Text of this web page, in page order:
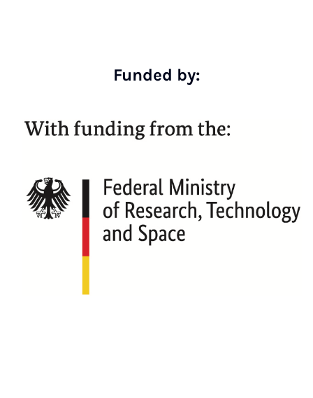
Funded by: